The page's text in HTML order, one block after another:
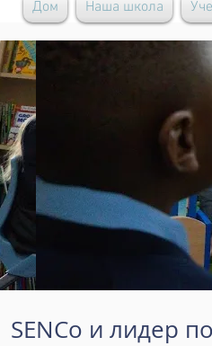
Дом Наша школа
SENCo и лидер